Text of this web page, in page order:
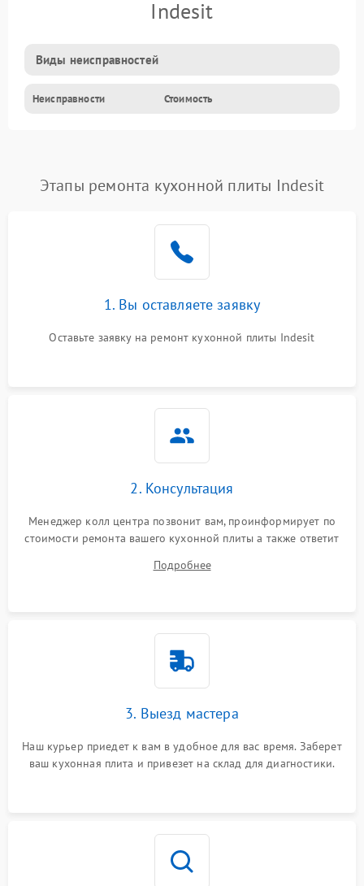
Indesit
Виды неисправностей
Неисправности Стоимость
Этапы ремонта кухонной плиты Indesit
1. Вы оставляете заявку
Оставьте заявку на ремонт кухонной плиты Indesit
2. Консультация
Менеджер колл центра позвонит вам, проинформирует по
стоимости ремонта вашего кухонной плиты а также ответит
Подробнее
3. Выезд мастера
Наш курьер приедет к вам в удобное для вас время. Заберет
ваш кухонная плита и привезет на склад для диагностики.